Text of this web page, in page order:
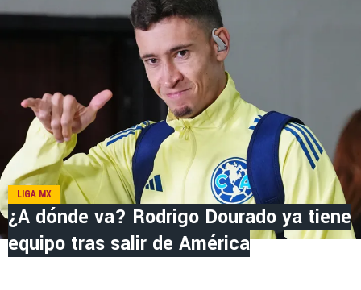
LIGA MX
¿A dónde va? Rodrigo Dourado ya tiene
equipo tras salir de América